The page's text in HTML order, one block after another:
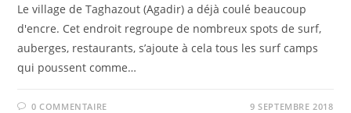
Le village de Taghazout (Agadir) a déjà coulé beaucoup
d'encre. Cet endroit regroupe de nombreux spots de surf,
auberges, restaurants, s’ajoute à cela tous les surf camps
qui poussent comme…
0 COMMENTAIRE 9 SEPTEMBRE 2018